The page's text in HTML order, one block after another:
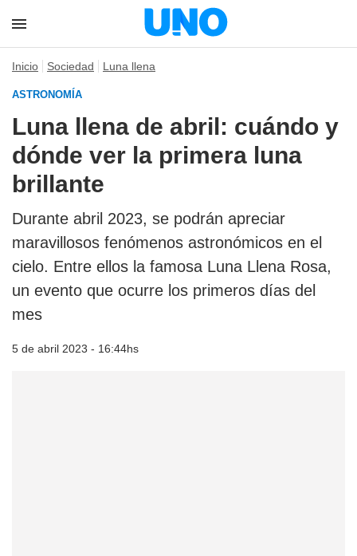
Inicio Sociedad Luna llena
ASTRONOMÍA
Luna llena de abril: cuándo y
dónde ver la primera luna
brillante
Durante abril 2023, se podrán apreciar
maravillosos fenómenos astronómicos en el
cielo. Entre ellos la famosa Luna Llena Rosa,
un evento que ocurre los primeros días del
mes
5 de abril 2023 - 16:44hs